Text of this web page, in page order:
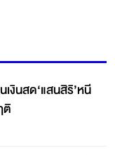
งินสด‘แสนสิริ’หนี
ติ